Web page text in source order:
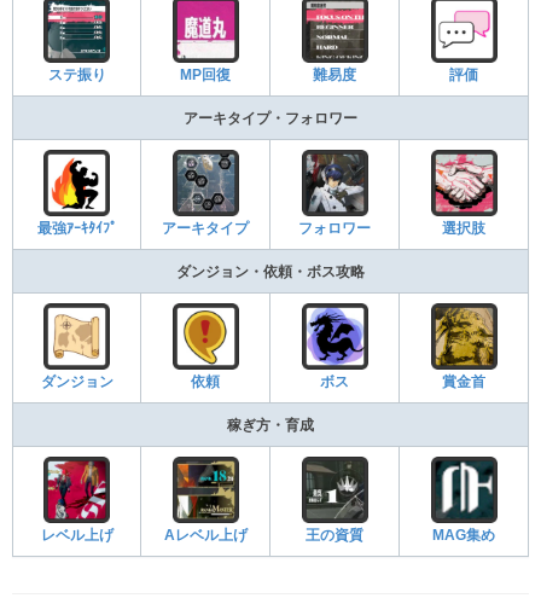
ステ振り MP回復 難易度 評価
アーキタイプ・フォロワー
最強ｱｰｷﾀｲﾌﾟ アーキタイプ フォロワー 選択肢
ダンジョン・依頼・ボス攻略
ダンジョン 依頼 ボス 賞金首
稼ぎ方・育成
レベル上げ Aレベル上げ 王の資質 MAG集め